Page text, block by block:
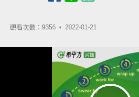
觀看次數：9356 • 2022-01-21